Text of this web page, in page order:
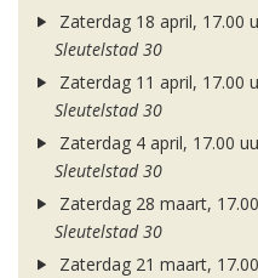
Zaterdag 18 april, 17.00
Sleutelstad 30
Zaterdag 11 april, 17.00
Sleutelstad 30
Zaterdag 4 april, 17.00
Sleutelstad 30
Zaterdag 28 maart,
Sleutelstad 30
Zaterdag 21 maart,